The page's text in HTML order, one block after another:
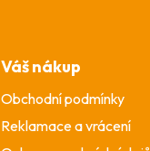
Váš nákup
Obchodní podmínky
Reklamace a vrácení